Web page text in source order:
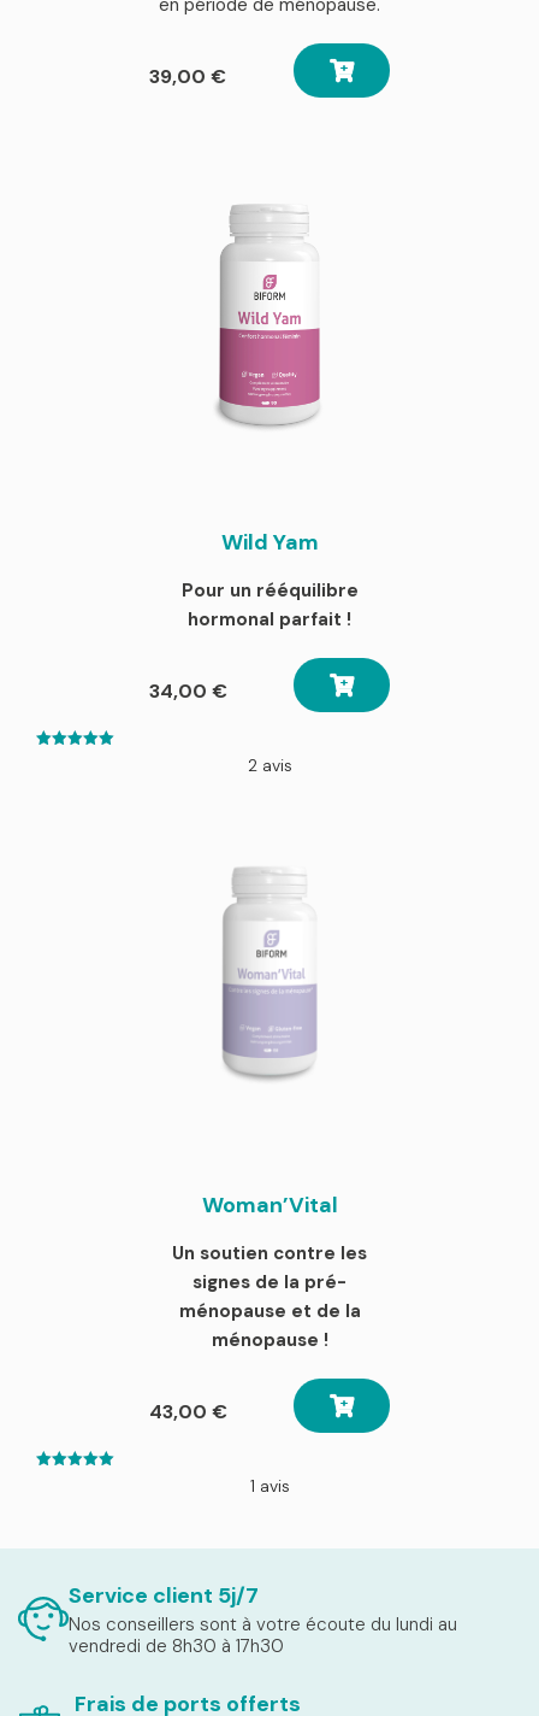
39,00 €
Wild Yam
Pour un rééquilibre
hormonal parfait !
34,00 €
2 avis
Woman’Vital
Un soutien contre les
signes de la pré-
ménopause et de la
ménopause !
43,00 €
1 avis
Service client 5j/7
Nos conseillers sont à votre écoute du lundi au
vendredi de 8h30 à 17h30
Frais de ports offerts